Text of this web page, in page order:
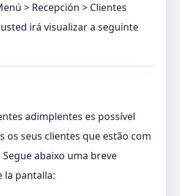
> Recepción > Clientes
irá visualizar a seguinte
adimplentes es possível
os seus clientes que estão com
abaixo uma breve
la pantalla: